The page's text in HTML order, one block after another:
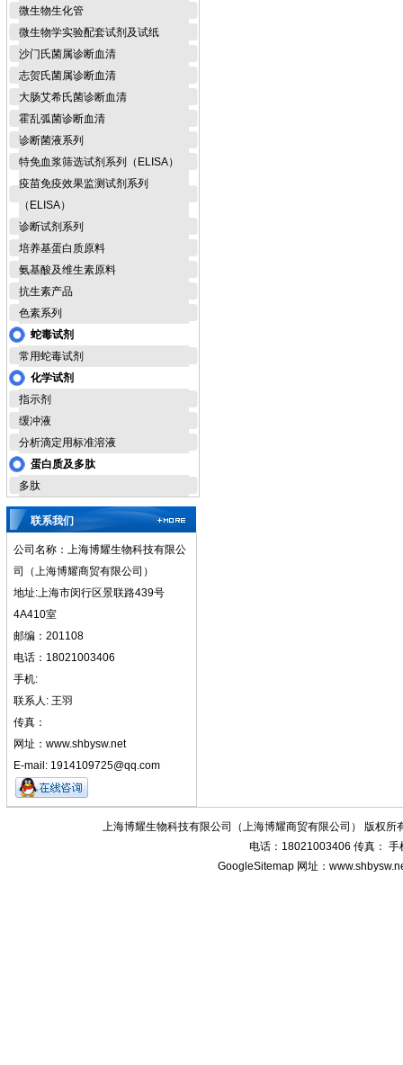
微生物生化管
微生物学实验配套试剂及试纸
沙门氏菌属诊断血清
志贺氏菌属诊断血清
大肠艾希氏菌诊断血清
霍乱弧菌诊断血清
诊断菌液系列
特免血浆筛选试剂系列（ELISA）
疫苗免疫效果监测试剂系列
（ELISA）
诊断试剂系列
培养基蛋白质原料
氨基酸及维生素原料
抗生素产品
色素系列
蛇毒试剂
常用蛇毒试剂
化学试剂
指示剂
缓冲液
分析滴定用标准溶液
蛋白质及多肽
多肽
联系我们
公司名称：上海博耀生物科技有限公
司（上海博耀商贸有限公司）
地址:上海市闵行区景联路439号
4A410室
邮编：201108
电话：18021003406
手机:
联系人: 王羽
传真：
网址：www.shbysw.net
E-mail: 1914109725@qq.com
上海博耀生物科技有限公司（上海博耀商贸有限公司） 版权所
电话：18021003406 传真： 手
GoogleSitemap 网址：